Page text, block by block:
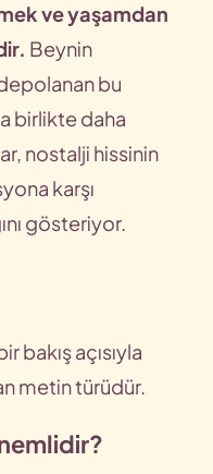
ve yaşamdan
Beynin
bu
birlikte daha
nostalji hissinin
karşı
gösteriyor.
bakış açısıyla
metin türüdür.